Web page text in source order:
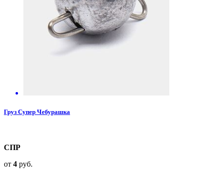
Груз Супер Чебурашка
СПР
от 4 руб.